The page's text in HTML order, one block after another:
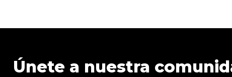
Únete a nuestra